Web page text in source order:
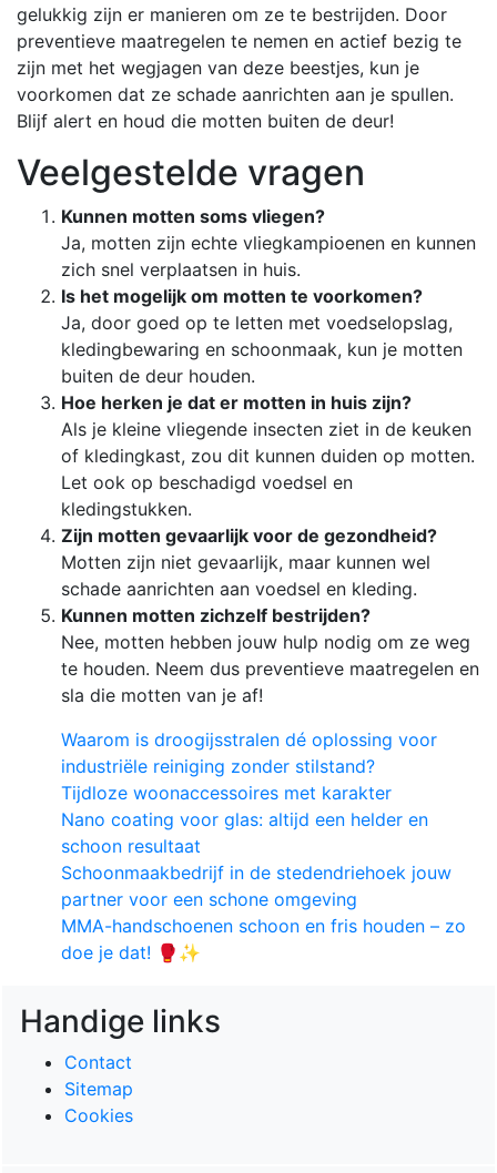
gelukkig zijn er manieren om ze te bestrijden. Door
preventieve maatregelen te nemen en actief bezig te
zijn met het wegjagen van deze beestjes, kun je
voorkomen dat ze schade aanrichten aan je spullen.
Blijf alert en houd die motten buiten de deur!
Veelgestelde vragen
Kunnen motten soms vliegen?
Ja, motten zijn echte vliegkampioenen en kunnen
zich snel verplaatsen in huis.
Is het mogelijk om motten te voorkomen?
Ja, door goed op te letten met voedselopslag,
kledingbewaring en schoonmaak, kun je motten
buiten de deur houden.
Hoe herken je dat er motten in huis zijn?
Als je kleine vliegende insecten ziet in de keuken
of kledingkast, zou dit kunnen duiden op motten.
Let ook op beschadigd voedsel en
kledingstukken.
Zijn motten gevaarlijk voor de gezondheid?
Motten zijn niet gevaarlijk, maar kunnen wel
schade aanrichten aan voedsel en kleding.
Kunnen motten zichzelf bestrijden?
Nee, motten hebben jouw hulp nodig om ze weg
te houden. Neem dus preventieve maatregelen en
sla die motten van je af!
Waarom is droogijsstralen dé oplossing voor
industriële reiniging zonder stilstand?
Tijdloze woonaccessoires met karakter
Nano coating voor glas: altijd een helder en
schoon resultaat
Schoonmaakbedrijf in de stedendriehoek jouw
partner voor een schone omgeving
MMA-handschoenen schoon en fris houden – zo
doe je dat! 🥊✨
Handige links
Contact
Sitemap
Cookies